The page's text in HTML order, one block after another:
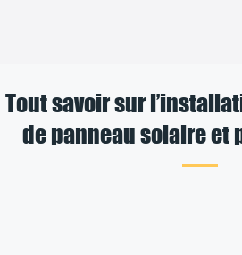
Tout savoir sur
de panneau solaire et